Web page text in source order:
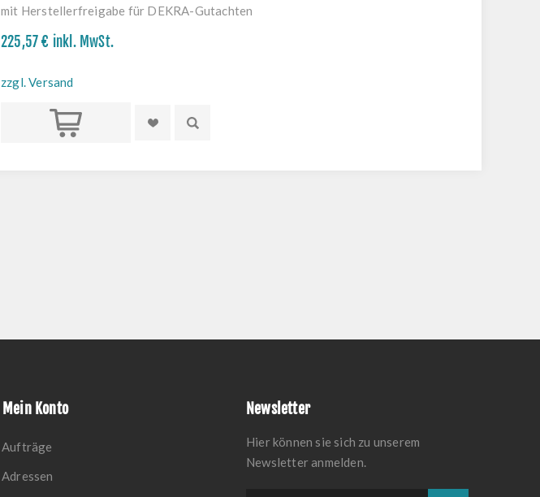
mit Herstellerfreigabe für DEKRA-Gutachten
225,57 € inkl. MwSt.
zzgl. Versand
Kaufen
Mein Konto
Aufträge
Adressen
Newsletter
Hier können sie sich zu unserem
Newsletter anmelden.